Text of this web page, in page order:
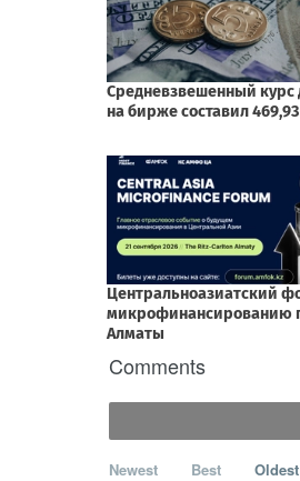
Comments
Newest Best Oldest